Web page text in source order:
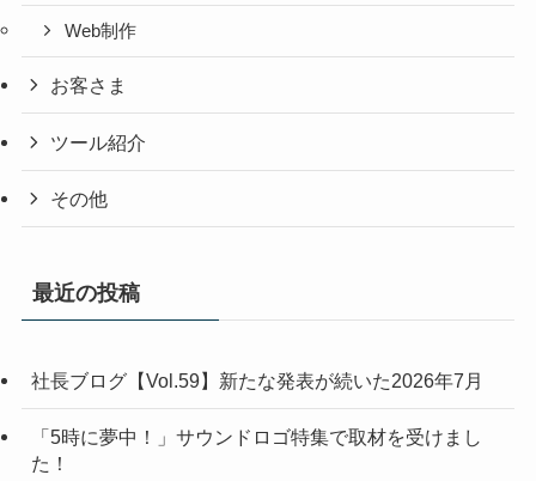
Web制作
お客さま
ツール紹介
その他
最近の投稿
社長ブログ【Vol.59】新たな発表が続いた2026年7月
「5時に夢中！」サウンドロゴ特集で取材を受けまし
た！